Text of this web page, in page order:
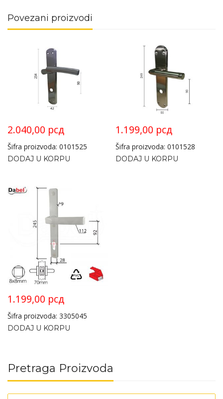
Povezani proizvodi
2.040,00 рсд
Šifra proizvoda: 0101525
DODAJ U KORPU
1.199,00 рсд
Šifra proizvoda: 0101528
DODAJ U KORPU
1.199,00 рсд
Šifra proizvoda: 3305045
DODAJ U KORPU
Pretraga Proizvoda